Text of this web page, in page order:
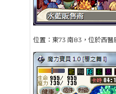
位置：東73 南83，位於西醫